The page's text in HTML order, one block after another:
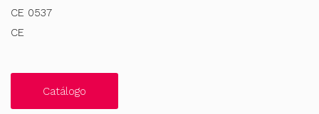
CE 0537
CE
Catálogo